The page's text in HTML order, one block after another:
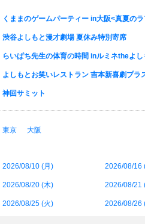
くままのゲームパーティー in大阪<真夏の
渋谷よしもと漫才劇場 夏休み特別寄席
らいぱち先生の体育の時間 inルミネtheよし
よしもとお笑いレストラン 吉本新喜劇プラ
神回サミット
東京 大阪
2026/08/10 (月 ) 2026/08/16
2026/08/20 (木) 2026/08/21
2026/08/25 (火) 2026/08/26